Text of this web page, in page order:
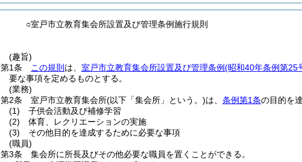
○室戸市立教育集会所設置及び管理条例施行規則
(趣旨)
第1条
この規則 は、 室戸市立教育集会所設置及び管理条例(昭和40年条例第25
要な事項を定めるものとする。
(業務)
第2条
室戸市立教育集会所(以下「集会所」という。)は、 条例第1条の目的を
(1)
子供会活動及び補修学習
(2)
体育、レクリエーションの実施
(3)
その他目的を達成するために必要な事項
(職員)
第3条
集会所に所長及びその他必要な職員を置くことができる。